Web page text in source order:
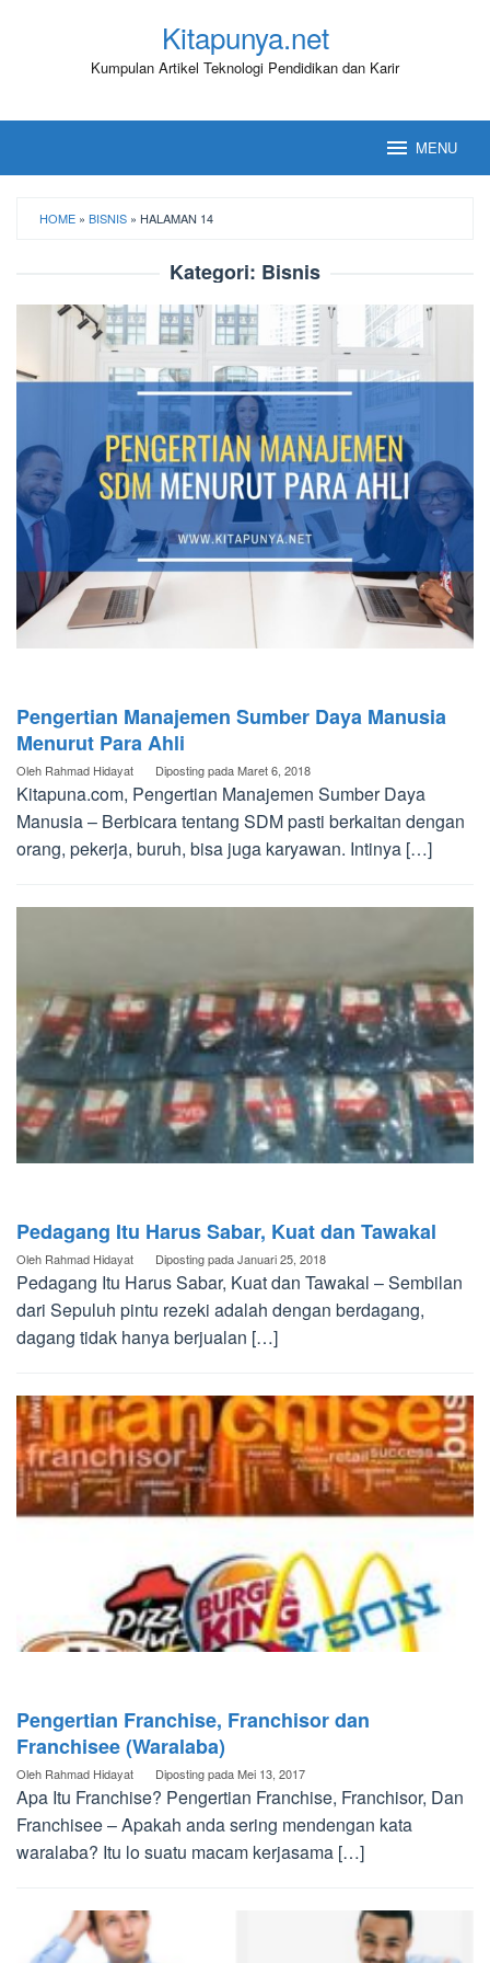
Kitapunya.net
Kumpulan Artikel Teknologi Pendidikan dan Karir
MENU
HOME » BISNIS » HALAMAN 14
Kategori: Bisnis
Pengertian Manajemen Sumber Daya Manusia
Menurut Para Ahli
Oleh Rahmad Hidayat Diposting padaMaret 6, 2018
Kitapuna.com, Pengertian Manajemen Sumber Daya
Manusia – Berbicara tentang SDM pasti berkaitan dengan
orang, pekerja, buruh, bisa juga karyawan. Intinya […]
Pedagang Itu Harus Sabar, Kuat dan Tawakal
Oleh Rahmad Hidayat Diposting padaJanuari 25, 2018
Pedagang Itu Harus Sabar, Kuat dan Tawakal – Sembilan
dari Sepuluh pintu rezeki adalah dengan berdagang,
dagang tidak hanya berjualan […]
Pengertian Franchise, Franchisor dan
Franchisee (Waralaba)
Oleh Rahmad Hidayat Diposting padaMei 13, 2017
Apa Itu Franchise? Pengertian Franchise, Franchisor, Dan
Franchisee – Apakah anda sering mendengan kata
waralaba? Itu lo suatu macam kerjasama […]